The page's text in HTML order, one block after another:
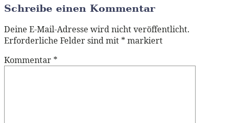
Schreibe einen Kommentar
Deine E-Mail-Adresse wird nicht veröffentlicht.
Erforderliche Felder sind mit * markiert
Kommentar *